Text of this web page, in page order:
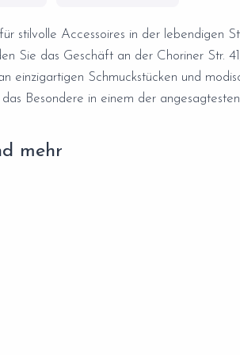
stilvolle Accessoires in der lebendigen
Sie das Geschäft an der Choriner Str.
einzigartigen Schmuckstücken und
Besondere in einem der
mehr